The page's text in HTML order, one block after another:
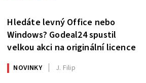
Hledáte levný Office nebo
Windows? Godeal24 spustil
velkou akci na originální licence
NOVINKY J. Filip